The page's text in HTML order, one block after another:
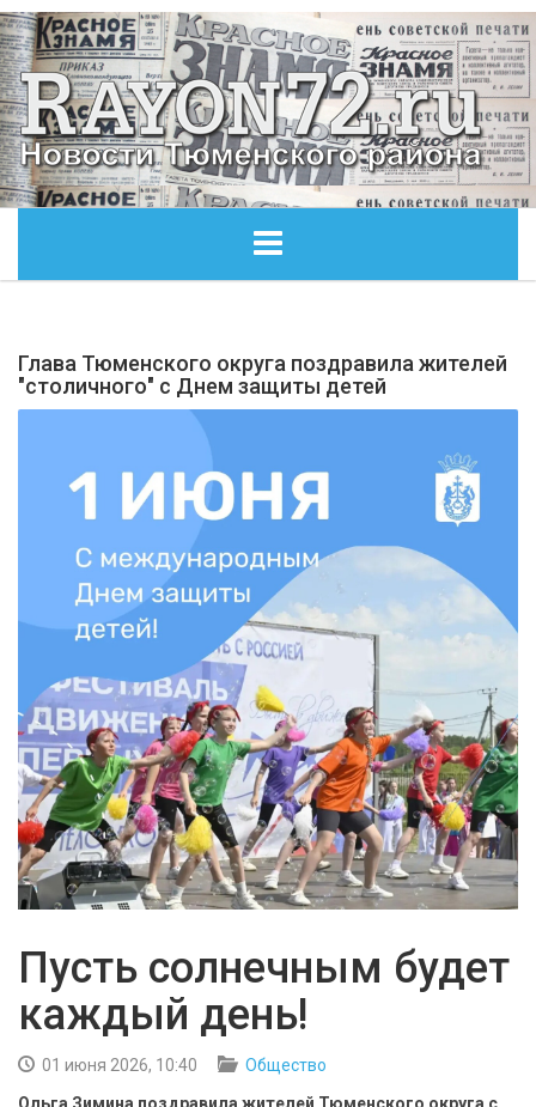
ОБЩЕСТВО
КУЛЬТУРА
БЕЗОПАСНОСТЬ
СПОРТ
Глава Тюменского округа поздравила жителей
"столичного" с Днем защиты детей
Пусть солнечным будет
каждый день!
01 июня 2026, 10:40
Общество